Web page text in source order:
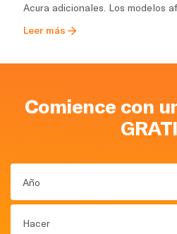
Acura adicionales. Los modelos
Leer más
Comience con
Año
Hacer